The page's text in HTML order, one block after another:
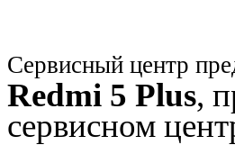
Сервисный центр
Redmi 5 Plus,
сервисном